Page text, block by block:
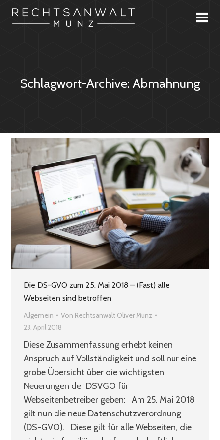
Schlagwort-Archive: Abmahnung
Die DS-GVO zum 25. Mai 2018 – (Fast) alle
Webseiten sind betroffen
Allgemein Von Rechtsanwalt Oliver Munz
23. April 2018
Diese Zusammenfassung erhebt keinen
Anspruch auf Vollständigkeit und soll nur eine
grobe Übersicht über die wichtigsten
Neuerungen der DSVGO für
Webseitenbetreiber geben: Am 25. Mai 2018
gilt nun die neue Datenschutzverordnung
(DS-GVO). Diese gilt für alle Webseiten, die